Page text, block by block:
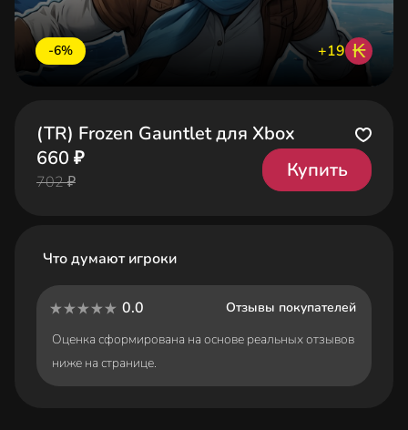
-6% +19 ₭
(TR) Frozen Gauntlet для Xbox
660 ₽
702 ₽
Купить
Что думают игроки
0.0
Отзывы покупателей
Оценка сформирована на основе реальных отзывов
ниже на странице.